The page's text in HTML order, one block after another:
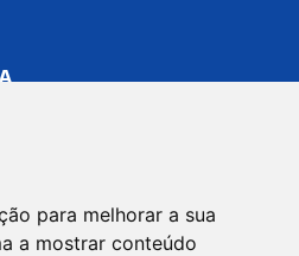
para melhorar a sua
a mostrar conteúdo
SP